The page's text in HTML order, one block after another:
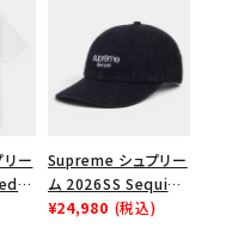
円
表示する
ー
ツ
Supreme シュプリー
ム 2026SS Sequin
Denim Classic
¥24,980 (税込)